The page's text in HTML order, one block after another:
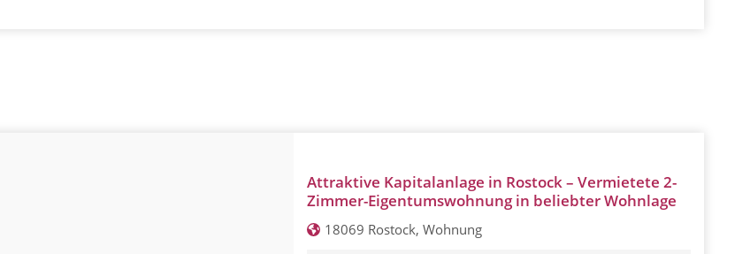
Attraktive Kapitalanlage in Rostock – Vermietete 2-
Zimmer-Eigentumswohnung in beliebter Wohnlage
18069 Rostock, Wohnung